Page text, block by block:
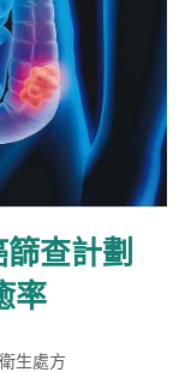
查計劃
率
衛生處方